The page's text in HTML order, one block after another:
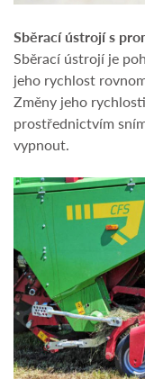
Sběrací ústrojí s
Sběrací ústrojí je
jeho rychlost
Změny jeho
prostřednictvím
vypnout.